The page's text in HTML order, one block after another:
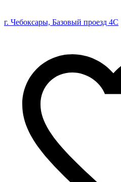
г. Чебоксары, Базовый проезд 4С